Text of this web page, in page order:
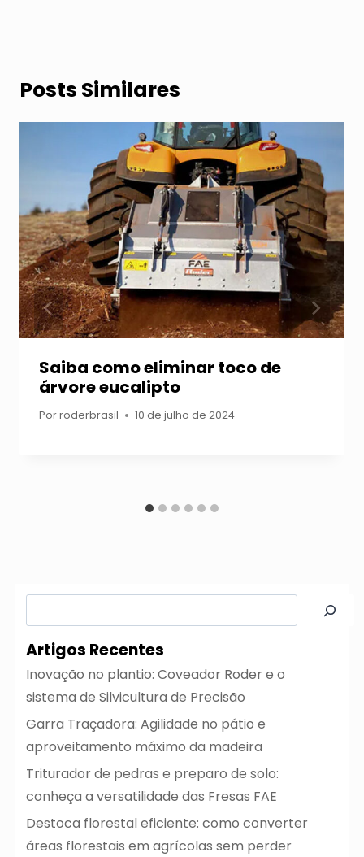
Posts Similares
Saiba como eliminar toco de
árvore eucalipto
Porroderbrasil 10 de julho de 2024
Artigos Recentes
Inovação no plantio: Coveador Roder e o
sistema de Silvicultura de Precisão
Garra Traçadora: Agilidade no pátio e
aproveitamento máximo da madeira
Triturador de pedras e preparo de solo:
conheça a versatilidade das Fresas FAE
Destoca florestal eficiente: como converter
áreas florestais em agrícolas sem perder